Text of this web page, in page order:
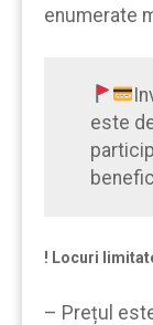
enumerate
este
! Locuri
– Prețul